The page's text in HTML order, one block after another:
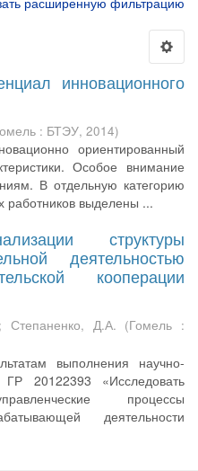
инновационного
: БТЭУ, 2014)
ориентированный
Особое внимание
В отдельную категорию
работников выделены ...
структуры
деятельностью
кооперации
; Степаненко, Д.А. (Гомель :
выполнения научно-
20122393 «Исследовать
процессы
деятельности